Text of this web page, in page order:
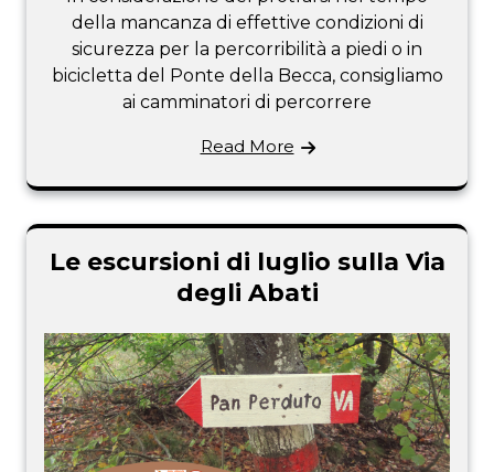
della mancanza di effettive condizioni di
sicurezza per la percorribilità a piedi o in
bicicletta del Ponte della Becca, consigliamo
ai camminatori di percorrere
Read More
Le escursioni di luglio sulla Via
degli Abati